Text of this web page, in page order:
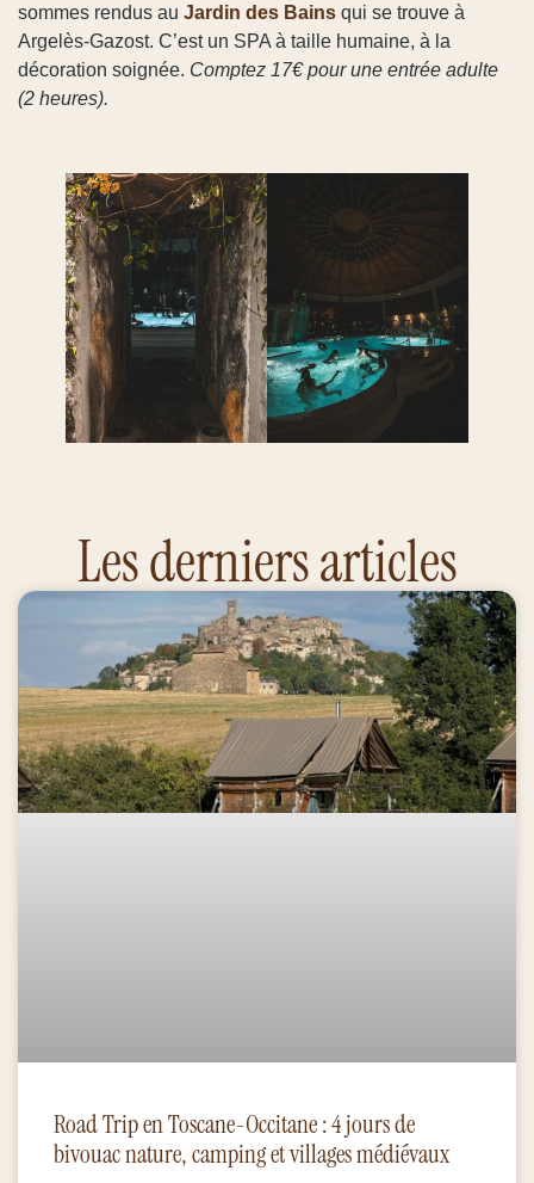
sommes rendus au Jardin des Bains qui se trouve à
Argelès-Gazost. C’est un SPA à taille humaine, à la
décoration soignée. Comptez 17€ pour une entrée adulte
(2 heures).
Les derniers articles
Road Trip en Toscane-Occitane : 4 jours de
bivouac nature, camping et villages médiévaux